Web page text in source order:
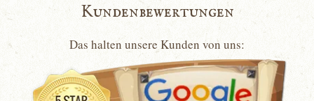
Kundenbewertungen
Das halten unsere Kunden von uns: